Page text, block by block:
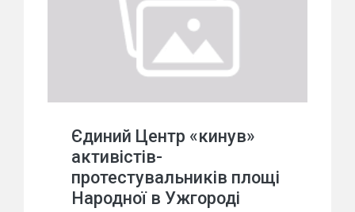
Єдиний Центр «кинув»
активістів-
протестувальників площі
Народної в Ужгороді